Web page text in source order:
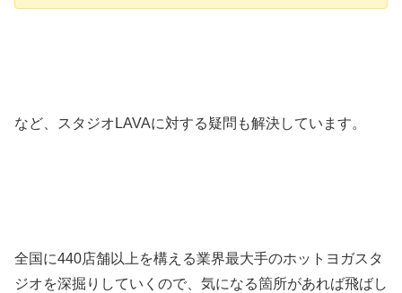
など、スタジオLAVAに対する疑問も解決しています。
全国に440店舗以上を構える業界最大手のホットヨガスタ
ジオを深掘りしていくので、気になる箇所があれば飛ばし